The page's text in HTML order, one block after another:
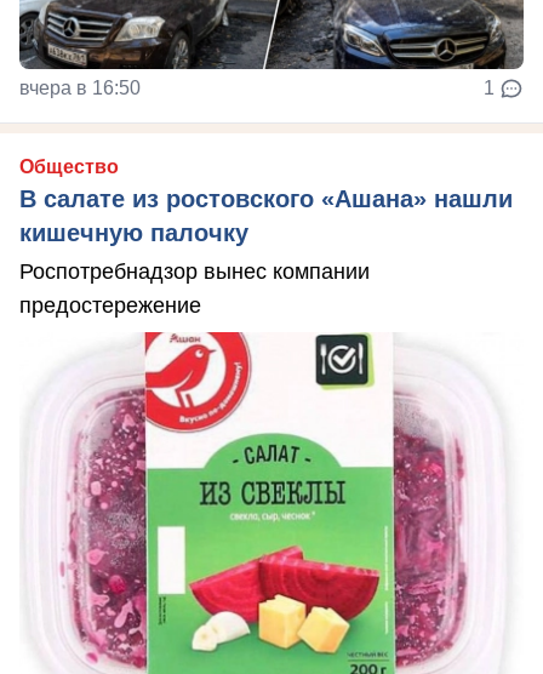
вчера в 16:50 1
Общество
В салате из ростовского «Ашана» нашли
кишечную палочку
Роспотребнадзор вынес компании
предостережение